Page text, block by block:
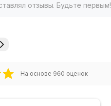
отзывы. Будьте первым!
На основе 960 оценок